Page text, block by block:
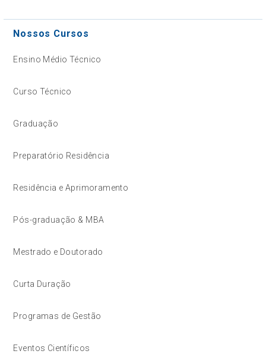
Nossos Cursos
Ensino Médio Técnico
Curso Técnico
Graduação
Preparatório Residência
Residência e Aprimoramento
Pós-graduação & MBA
Mestrado e Doutorado
Curta Duração
Programas de Gestão
Eventos Científicos